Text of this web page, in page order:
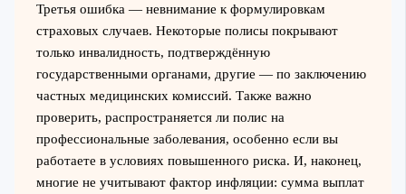
Третья ошибка — невнимание к формулировкам
страховых случаев. Некоторые полисы покрывают
только инвалидность, подтверждённую
государственными органами, другие — по заключению
частных медицинских комиссий. Также важно
проверить, распространяется ли полис на
профессиональные заболевания, особенно если вы
работаете в условиях повышенного риска. И, наконец,
многие не учитывают фактор инфляции: сумма выплат